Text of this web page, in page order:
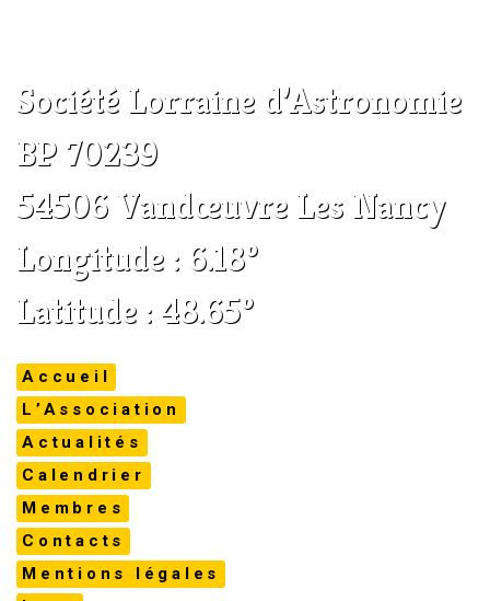
Société Lorraine d’Astronomie
BP 70239
54506 Vandœuvre Les Nancy
Longitude : 6.18°
Latitude : 48.65°
Accueil
L’Association
Actualités
Calendrier
Membres
Contacts
Mentions légales